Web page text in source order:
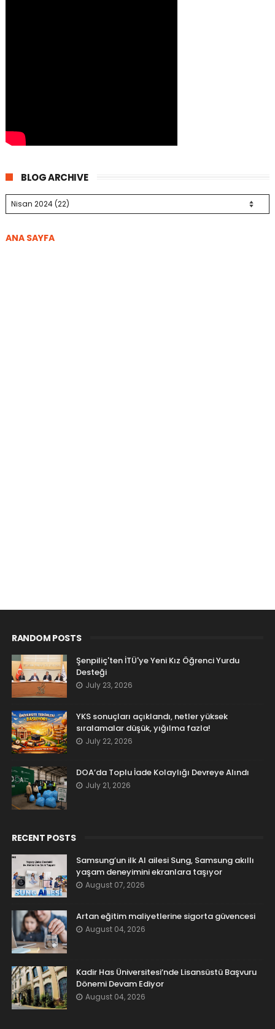
BLOG ARCHIVE
ANA SAYFA
RANDOM POSTS
Şenpiliç'ten İTÜ'ye Yeni Kız Öğrenci Yurdu
Desteği
July 23, 2026
YKS sonuçları açıklandı, netler yüksek
sıralamalar düşük, yığılma fazla!
July 22, 2026
DOA’da Toplu İade Kolaylığı Devreye Alındı
July 21, 2026
RECENT POSTS
Samsung’un ilk AI ailesi Sung, Samsung akıllı
yaşam deneyimini ekranlara taşıyor
August 07, 2026
Artan eğitim maliyetlerine sigorta güvencesi
August 04, 2026
Kadir Has Üniversitesi’nde Lisansüstü Başvuru
Dönemi Devam Ediyor
August 04, 2026